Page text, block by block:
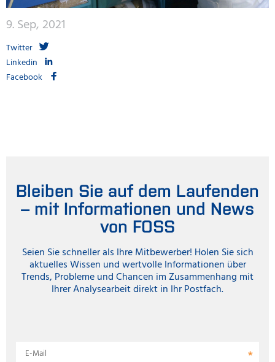
9. Sep, 2021
Twitter
Linkedin
Facebook
Bleiben Sie auf dem Laufenden
– mit Informationen und News
von FOSS
Seien Sie schneller als Ihre Mitbewerber! Holen Sie sich
aktuelles Wissen und wertvolle Informationen über
Trends, Probleme und Chancen im Zusammenhang mit
Ihrer Analysearbeit direkt in Ihr Postfach.
E-Mail